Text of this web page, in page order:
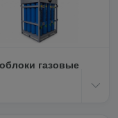
газовые